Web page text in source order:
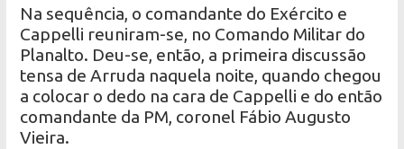
Na sequência, o comandante do Exército e
Cappelli reuniram-se, no Comando Militar do
Planalto. Deu-se, então, a primeira discussão
tensa de Arruda naquela noite, quando chegou
a colocar o dedo na cara de Cappelli e do então
comandante da PM, coronel Fábio Augusto
Vieira.